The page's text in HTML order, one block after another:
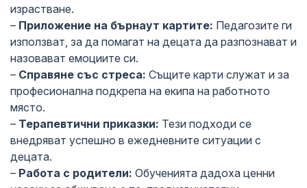
израстване.
– Приложение на бърнаут картите: Педагозите ги
използват, за да помагат на децата да разпознават и
назовават емоциите си.
– Справяне със стреса: Същите карти служат и за
професионална подкрепа на екипа на работното
място.
– Терапевтични приказки: Тези подходи се
внедряват успешно в ежедневните ситуации с
децата.
– Работа с родители: Обученията дадоха ценни